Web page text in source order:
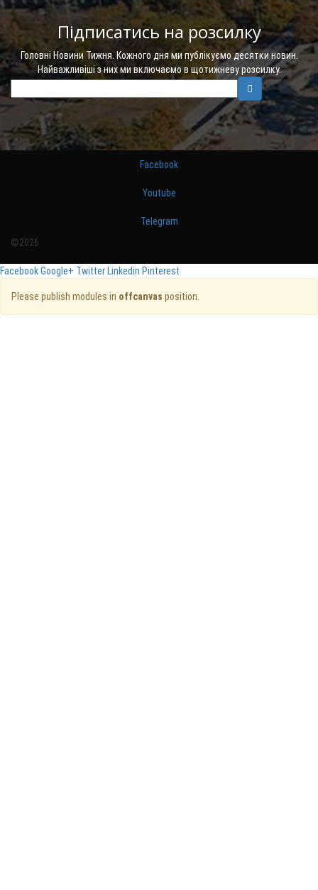
Підписатись на розсилку
Головні Новини Тижня. Кожного дня ми публікуємо десятки новин.
Найважливіші з них ми включаємо в щотижневу розсилку.
Facebook
Youtube
Telegram
©2026
FacebookGoogle+ Twitter Linkedin Pinterest
Please publish modules in offcanvas position.